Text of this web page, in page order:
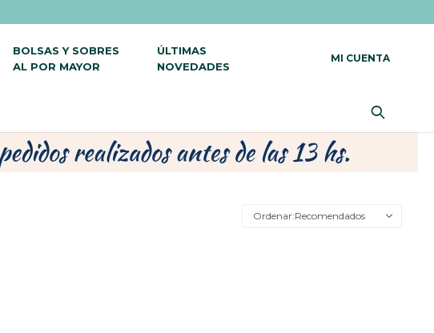
BOLSAS Y SOBRES
AL POR MAYOR
ÚLTIMAS
NOVEDADES
Recomendados